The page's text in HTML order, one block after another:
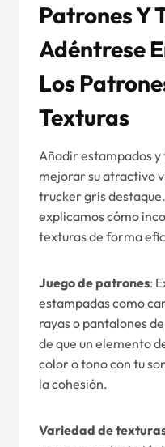
Patrones Y
Adéntrese
Los
Texturas
Añadir estampados y
mejorar su atractivo
trucker gris
explicamos cómo
texturas de forma
Juego de patrones:
estampadas como
rayas o pantalones
de que un elemento
color o tono con tu
la cohesión.
Variedad de